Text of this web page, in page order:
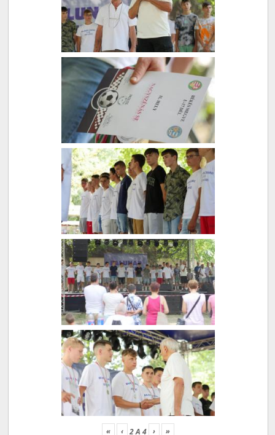
« ‹ 2A 4 › »